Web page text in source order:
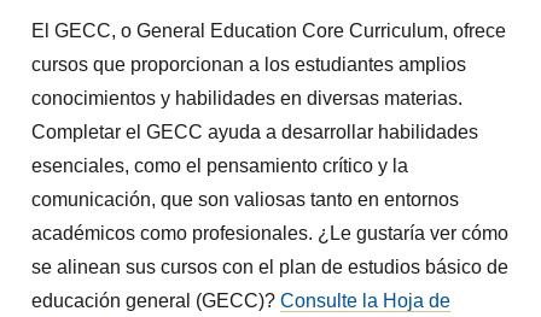
El GECC, o General Education Core Curriculum, ofrece
cursos que proporcionan a los estudiantes amplios
conocimientos y habilidades en diversas materias.
Completar el GECC ayuda a desarrollar habilidades
esenciales, como el pensamiento crítico y la
comunicación, que son valiosas tanto en entornos
académicos como profesionales. ¿Le gustaría ver cómo
se alinean sus cursos con el plan de estudios básico de
educación general (GECC)?Consulte la Hoja de